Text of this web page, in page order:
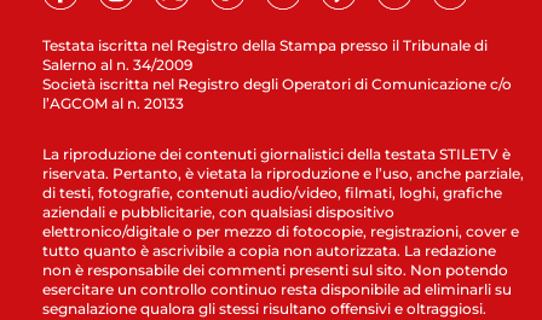
Testata iscritta nel Registro della Stampa presso il Tribunale di
Salerno al n. 34/2009
Società iscritta nel Registro degli Operatori di Comunicazione c/o
l’AGCOM al n. 20133
La riproduzione dei contenuti giornalistici della testata STILETV è
riservata. Pertanto, è vietata la riproduzione e l’uso, anche parziale,
di testi, fotografie, contenuti audio/video, filmati, loghi, grafiche
aziendali e pubblicitarie, con qualsiasi dispositivo
elettronico/digitale o per mezzo di fotocopie, registrazioni, cover e
tutto quanto è ascrivibile a copia non autorizzata. La redazione
non è responsabile dei commenti presenti sul sito. Non potendo
esercitare un controllo continuo resta disponibile ad eliminarli su
segnalazione qualora gli stessi risultano offensivi e oltraggiosi.